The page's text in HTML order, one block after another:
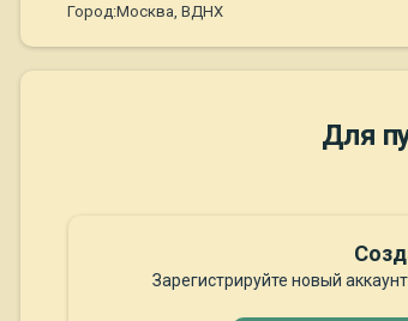
Город:Москва, ВДНХ
Для
Зарегистрируйте новый